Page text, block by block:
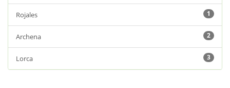
Rojales 1
Archena 2
Lorca 3